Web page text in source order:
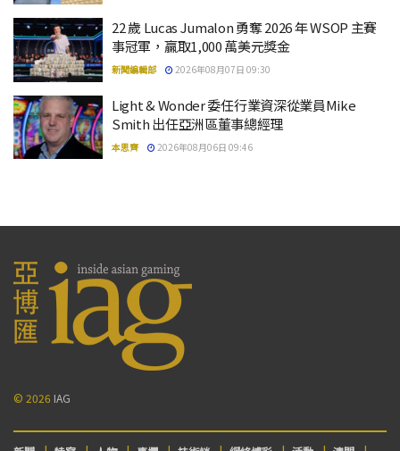
22 歲 Lucas Jumalon 勇奪 2026 年 WSOP 主賽
事冠軍，贏取1,000 萬美元獎金
新聞編輯部 2026年08月07日 09:30
Light & Wonder 委任行業資深從業員Mike
Smith 出任亞洲區董事總經理
本思齊 2026年08月06日 09:46
© 2026 IAG